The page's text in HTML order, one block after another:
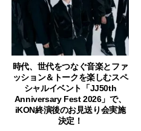
時代、世代をつなぐ音楽とファ
ッション＆トークを楽しむスペ
シャルイベント「JJ50th
Anniversary Fest 2026」で、
iKON終演後のお見送り会実施
決定！